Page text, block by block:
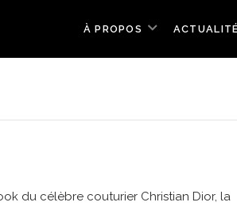
À PROPOS
du célèbre couturier Christian Dior, la